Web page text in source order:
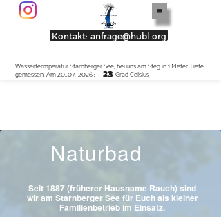
Menu
Kontakt: anfrage@hubl.org
Wassertermperatur Starnberger See, bei uns am Steg in 1 Meter Tiefe
gemessen. Am 20..07.-2026 : 23Grad Celsius
Naturbad
Seit 1887 (früherer Hausname Rauch) sind
wir am Starnberger See für Euch als kleiner
Familienbetrieb im Einsatz.